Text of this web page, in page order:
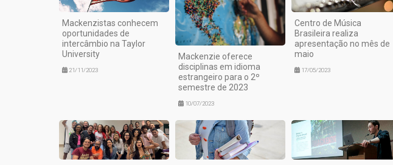
Mackenzistas conhecem
oportunidades de
intercâmbio na Taylor
University
21/11/2023
Mackenzie oferece
disciplinas em idioma
estrangeiro para o 2º
semestre de 2023
10/07/2023
Centro de Música
Brasileira realiza
apresentação no mês de
maio
17/05/2023